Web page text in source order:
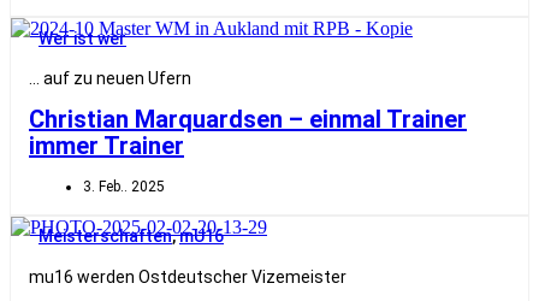
Wer ist wer
… auf zu neuen Ufern
Christian Marquardsen – einmal Trainer
immer Trainer
3. Feb.. 2025
Meisterschaften,mU16
mu16 werden Ostdeutscher Vizemeister